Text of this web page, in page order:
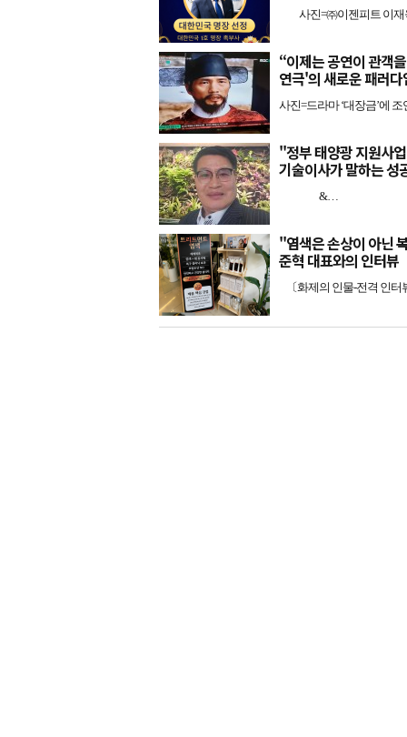
사진=㈜이젠피트 이재
“이제는 공연이 관객
연극'의 새로운 패러다
사진=드라마 ‘대장금’에
"정부 태양광 지원사
기술이사가 말하는 성
&…
"염색은 손상이 아닌
준혁 대표와의 인터뷰
〔화제의 인물-전격 인